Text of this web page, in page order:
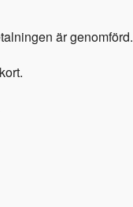
är genomförd.